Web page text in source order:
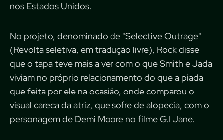
nos Estados Unidos.
No projeto, denominado de "Selective Outrage"
(Revolta seletiva, em tradução livre), Rock disse
que o tapa teve mais a ver com o que Smith e Jada
viviam no próprio relacionamento do que a piada
que feita por ele na ocasião, onde comparou o
visual careca da atriz, que sofre de alopecia, com o
personagem de Demi Moore no filme G.I Jane.